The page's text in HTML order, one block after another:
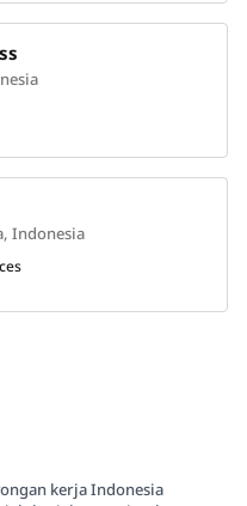
Indonesia
kerja Indonesia